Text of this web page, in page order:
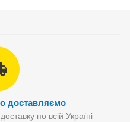
доставляємо
по всій Україні